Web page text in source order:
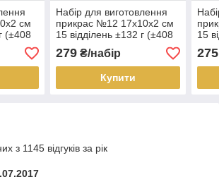
см
(±408
Набір для виготовлення
прикрас №12 17х10х2 см
15 відділень ±132 г (±408
шт.)
279₴/набір
Купити
15
шт.)
275
з 1145 відгуків за рік